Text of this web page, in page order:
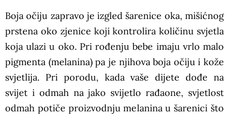
Boja očiju zapravo je izgled šarenice oka, mišićnog
prstena oko zjenice koji kontrolira količinu svjetla
koja ulazi u oko. Pri rođenju bebe imaju vrlo malo
pigmenta (melanina) pa je njihova boja očiju i kože
svjetlija. Pri porodu, kada vaše dijete dođe na
svijet i odmah na jako svijetlo rađaone, svjetlost
odmah potiče proizvodnju melanina u šarenici što